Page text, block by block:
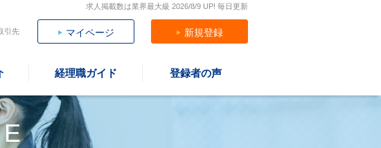
求人掲載数は業界最大級 2026/8/9 UP! 毎日更新
引先 マイページ 新規登録
経理職ガイド 登録者の声